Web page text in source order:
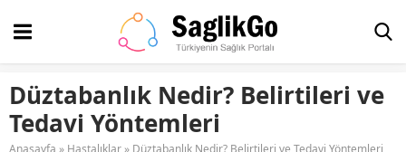
Düztabanlık Nedir? Belirtileri ve
Tedavi Yöntemleri
Anasayfa » Hastalıklar» Düztabanlık Nedir? Belirtileri ve Tedavi Yöntemleri